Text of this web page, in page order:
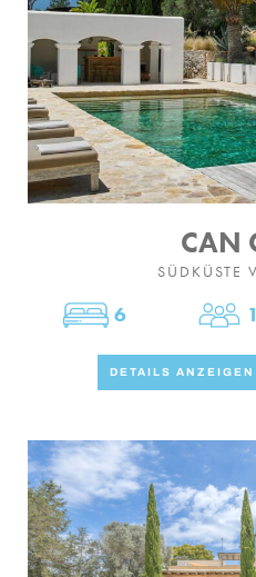
CAN
SÜDKÜSTE
Schlafzimmer
6
DETAILS ANZEIGEN